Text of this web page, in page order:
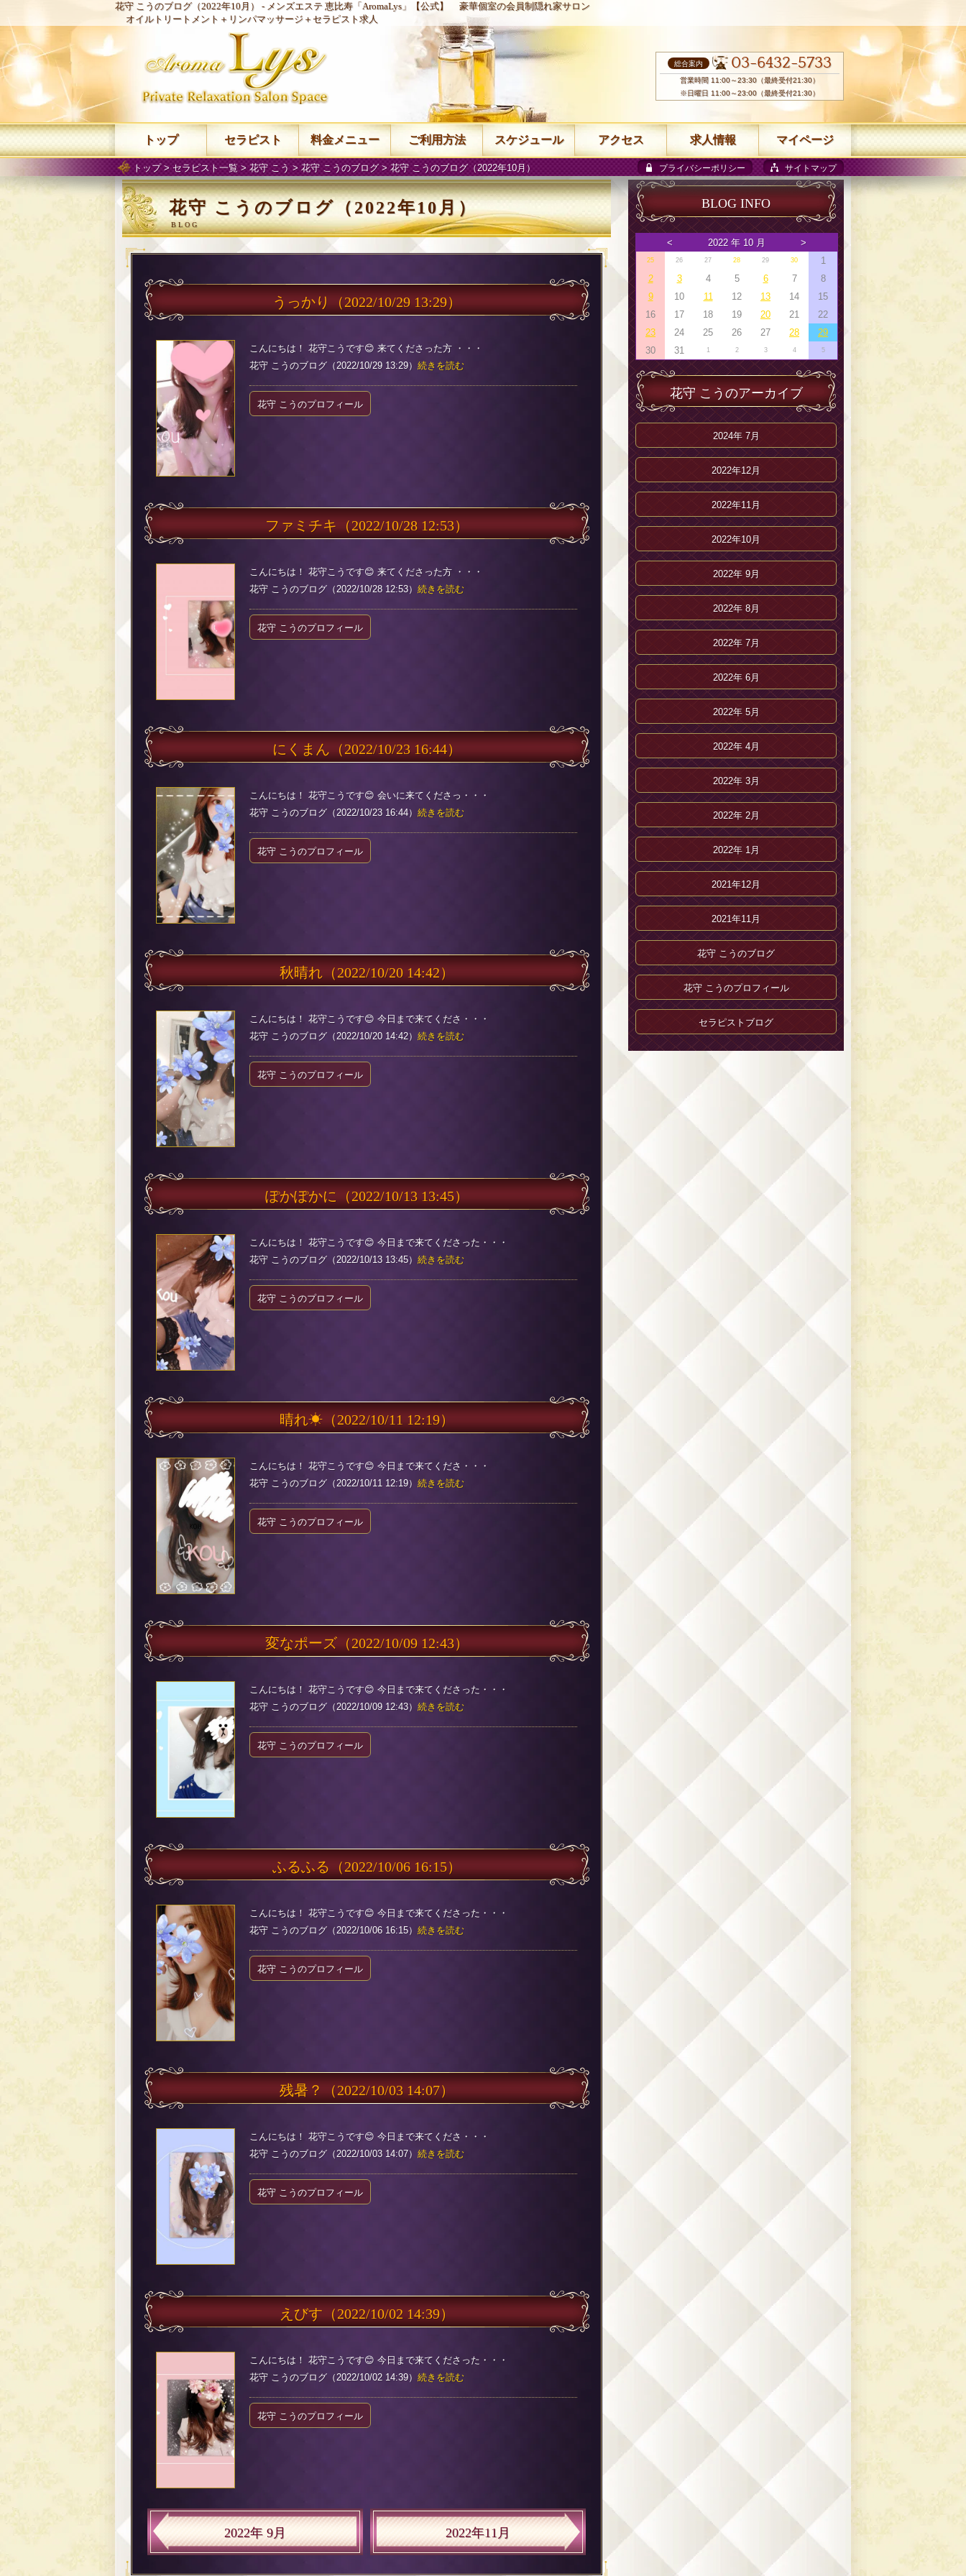
花守 こうのブログ（2022年10月） - メンズエステ 恵比寿「AromaLys」【公式】
豪華個室の会員制隠れ家サロン
オイルトリートメント＋リンパマッサージ＋セラピスト求人
トップ> セラピスト一覧>花守 こう > 花守 こうのブログ> 花守 こうのブログ（2022年10月） プライバシーポリシー サイトマップ
花守 こうのブログ（2022年10月）
うっかり （2022/10/29 13:29）
こんにちは！ 花守こうです😊 来てくださった方 ・・・
花守 こうのブログ（2022/10/29 13:29） 続きを読む
花守 こうのプロフィール
ファミチキ （2022/10/28 12:53）
こんにちは！ 花守こうです😊 来てくださった方 ・・・
花守 こうのブログ（2022/10/28 12:53） 続きを読む
花守 こうのプロフィール
にくまん （2022/10/23 16:44）
こんにちは！ 花守こうです😊 会いに来てくださっ・・・
花守 こうのブログ（2022/10/23 16:44） 続きを読む
花守 こうのプロフィール
秋晴れ（2022/10/20 14:42）
こんにちは！ 花守こうです😊 今日まで来てくださ・・・
花守 こうのブログ（2022/10/20 14:42） 続きを読む
花守 こうのプロフィール
ぽかぽかに （2022/10/13 13:45）
こんにちは！ 花守こうです😊 今日まで来てくださった・・・
花守 こうのブログ（2022/10/13 13:45） 続きを読む
花守 こうのプロフィール
晴れ☀（2022/10/11 12:19）
こんにちは！ 花守こうです😊 今日まで来てくださ・・・
花守 こうのブログ（2022/10/11 12:19） 続きを読む
花守 こうのプロフィール
変なポーズ（2022/10/09 12:43）
こんにちは！ 花守こうです😊 今日まで来てくださった・・・
花守 こうのブログ（2022/10/09 12:43） 続きを読む
花守 こうのプロフィール
ふるふる （2022/10/06 16:15）
こんにちは！ 花守こうです😊 今日まで来てくださった・・・
花守 こうのブログ（2022/10/06 16:15） 続きを読む
花守 こうのプロフィール
残暑？ （2022/10/03 14:07）
こんにちは！ 花守こうです😊 今日まで来てくださ・・・
花守 こうのブログ（2022/10/03 14:07） 続きを読む
花守 こうのプロフィール
えびす （2022/10/02 14:39）
こんにちは！ 花守こうです😊 今日まで来てくださった・・・
花守 こうのブログ（2022/10/02 14:39） 続きを読む
花守 こうのプロフィール
2022年 9月 2022年11月
BLOG INFO
< 2022 年 10 月 >
25 26 27 28 29 30
1
2
3 4 5 6 7
8
9
10 11 12 13 14
15
16
17 18 19 20 21
22
23
24 25 26 27 28
29
30
31 1 2 3 4 5
花守 こうのアーカイブ
2024年 7月
2022年12月
2022年11月
2022年10月
2022年 9月
2022年 8月
2022年 7月
2022年 6月
2022年 5月
2022年 4月
2022年 3月
2022年 2月
2022年 1月
2021年12月
2021年11月
花守 こうのブログ
花守 こうのプロフィール
セラピストブログ
総合案内 03-6432-5733
営業時間 11:00～23:30（最終受付21:30）
※日曜日 11:00～23:00（最終受付21:30）
トップ セラピスト 料金メニュー ご利用方法 スケジュール アクセス 求人情報 マイページ